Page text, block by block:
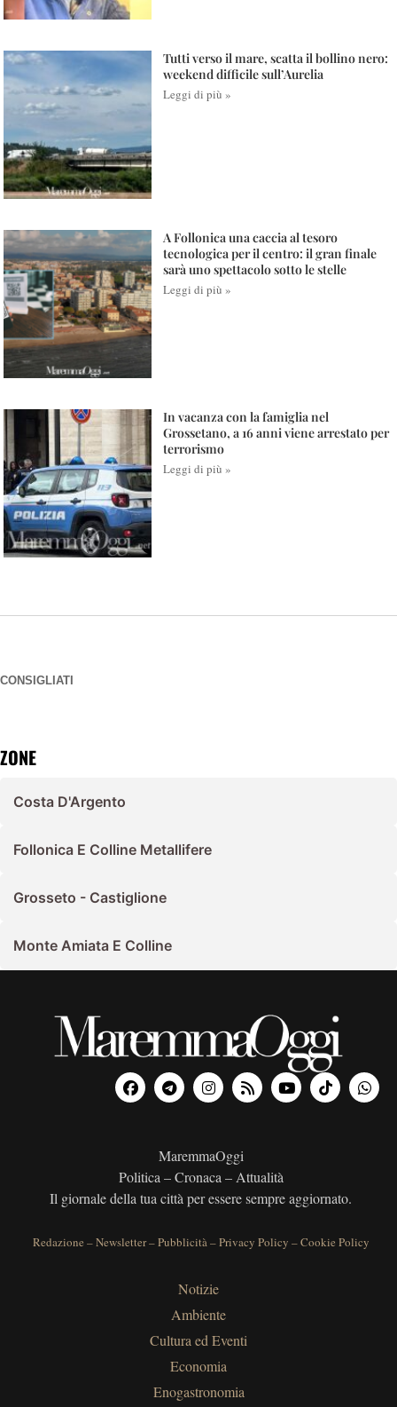
Tutti verso il mare, scatta il bollino nero:
weekend difficile sull’Aurelia
Leggi di più »
A Follonica una caccia al tesoro
tecnologica per il centro: il gran finale
sarà uno spettacolo sotto le stelle
Leggi di più »
In vacanza con la famiglia nel
Grossetano, a 16 anni viene arrestato per
terrorismo
Leggi di più »
CONSIGLIATI
ZONE
Costa D'Argento
Follonica E Colline Metallifere
Grosseto - Castiglione
Monte Amiata E Colline
MaremmaOggi
Politica – Cronaca – Attualità
Il giornale della tua città per essere sempre aggiornato.
Redazione –Newsletter–Pubblicità–Privacy Policy –Cookie Policy
Notizie
Ambiente
Cultura ed Eventi
Economia
Enogastronomia